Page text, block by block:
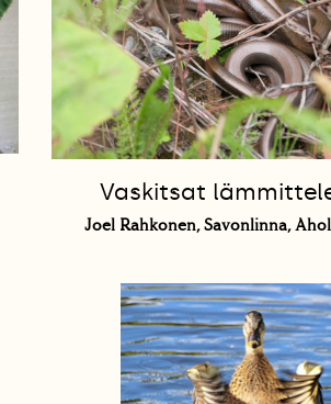
Vaskitsat
Joel Rahkonen, Savonlinna,